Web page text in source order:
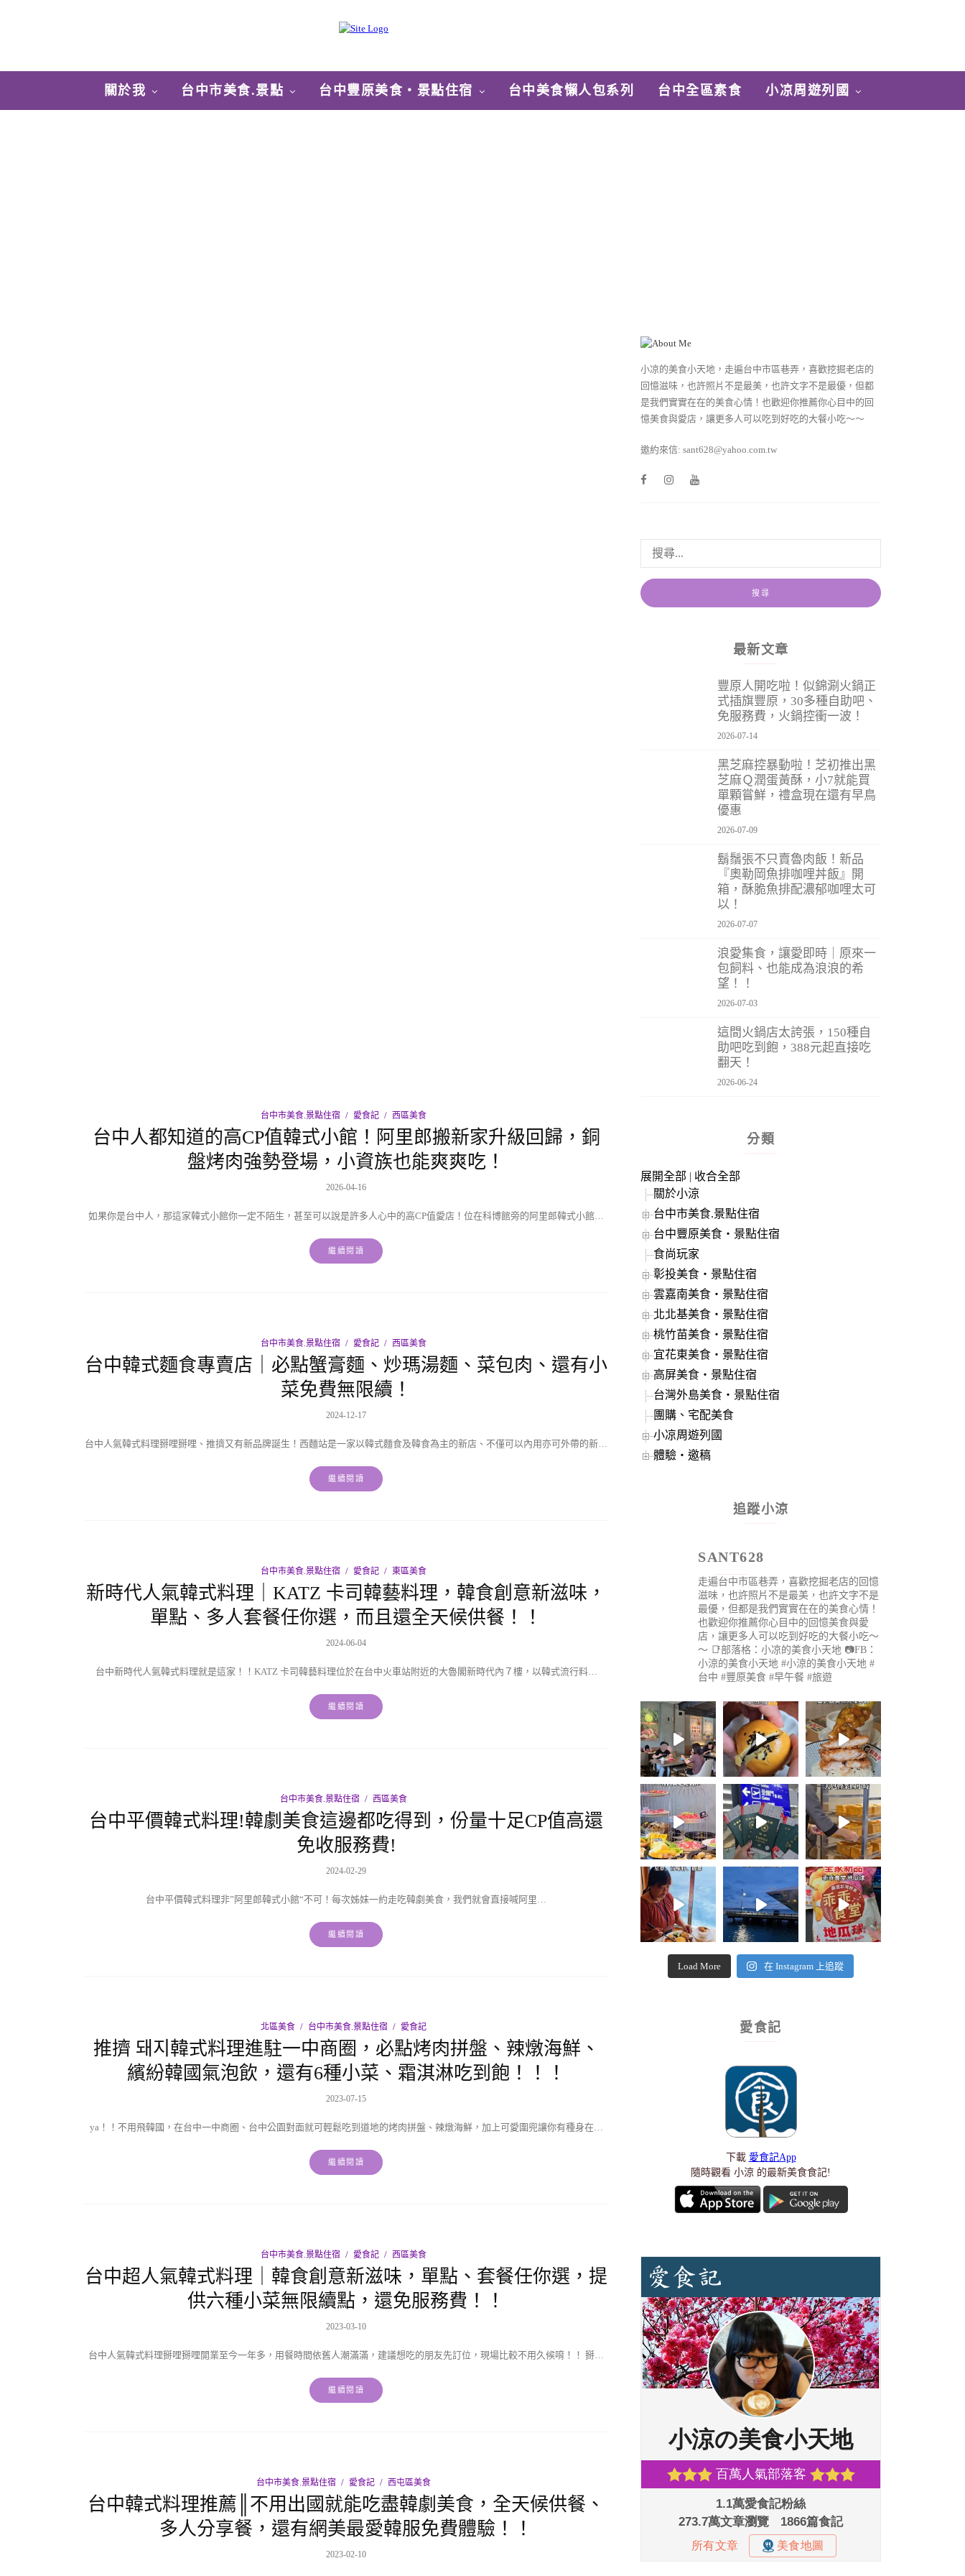
關於我 台中市美食.景點 台中豐原美食‧景點住宿 台中美食懶人包系列 台中全區素食 小凉周遊列國
台中市美食.景點住宿 愛食記 西區美食
台中人都知道的高CP值韓式小館！阿里郎搬新家升級回歸，銅
盤烤肉強勢登場，小資族也能爽爽吃！
2026-04-16
如果你是台中人，那這家韓式小館你一定不陌生，甚至可以說是許多人心中的高CP值愛店！位在科博館旁的阿里郎韓式小館…
繼續閱讀
台中市美食.景點住宿 愛食記 西區美食
台中韓式麵食專賣店｜必點蟹膏麵、炒瑪湯麵、菜包肉、還有小
菜免費無限續！
2024-12-17
台中人氣韓式料理掰哩掰哩、推擠又有新品牌誕生！西麵站是一家以韓式麵食及韓食為主的新店、不僅可以內用亦可外帶的新…
繼續閱讀
台中市美食.景點住宿 愛食記 東區美食
新時代人氣韓式料理｜KATZ 卡司韓藝料理，韓食創意新滋味，
單點、多人套餐任你選，而且還全天候供餐！！
2024-06-04
台中新時代人氣韓式料理就是這家！！KATZ 卡司韓藝料理位於在台中火車站附近的大魯閣新時代內７樓，以韓式流行料…
繼續閱讀
台中市美食.景點住宿 西區美食
台中平價韓式料理!韓劇美食這邊都吃得到，份量十足CP值高還
免收服務費!
2024-02-29
台中平價韓式料理非”阿里郎韓式小館“不可！每次姊妹一約走吃韓劇美食，我們就會直接喊阿里…
繼續閱讀
北區美食 台中市美食.景點住宿 愛食記
推擠 돼지韓式料理進駐一中商圈，必點烤肉拼盤、辣燉海鮮、
繽紛韓國氣泡飲，還有6種小菜、霜淇淋吃到飽！！！
2023-07-15
ya！！不用飛韓國，在台中一中商圈、台中公園對面就可輕鬆吃到道地的烤肉拼盤、辣燉海鮮，加上可愛圍兜讓你有種身在…
繼續閱讀
台中市美食.景點住宿 愛食記 西區美食
台中超人氣韓式料理｜韓食創意新滋味，單點、套餐任你選，提
供六種小菜無限續點，還免服務費！！
2023-03-10
台中人氣韓式料理掰哩掰哩開業至今一年多，用餐時間依舊人潮滿滿，建議想吃的朋友先訂位，現場比較不用久候唷！！ 掰…
繼續閱讀
台中市美食.景點住宿 愛食記 西屯區美食
台中韓式料理推薦║不用出國就能吃盡韓劇美食，全天候供餐、
多人分享餐，還有網美最愛韓服免費體驗！！
2023-02-10
小凉的美食小天地，走遍台中市區巷弄，喜歡挖掘老店的
回憶滋味，也許照片不是最美，也許文字不是最優，但都
是我們實實在在的美食心情！也歡迎你推薦你心目中的回
憶美食與愛店，讓更多人可以吃到好吃的大餐小吃～～
邀約來信: sant628@yahoo.com.tw
最新文章
豐原人開吃啦！似錦涮火鍋正
式插旗豐原，30多種自助吧、
免服務費，火鍋控衝一波！
2026-07-14
黑芝麻控暴動啦！芝初推出黑
芝麻Ｑ潤蛋黃酥，小7就能買
單顆嘗鮮，禮盒現在還有早鳥
優惠
2026-07-09
鬍鬚張不只賣魯肉飯！新品
『奧勒岡魚排咖哩丼飯』開
箱，酥脆魚排配濃郁咖哩太可
以！
2026-07-07
浪愛集食，讓愛即時｜原來一
包飼料、也能成為浪浪的希
望！！
2026-07-03
這間火鍋店太誇張，150種自
助吧吃到飽，388元起直接吃
翻天！
2026-06-24
分類
展開全部 | 收合全部
關於小涼
台中市美食.景點住宿
台中豐原美食‧景點住宿
食尚玩家
彰投美食‧景點住宿
雲嘉南美食‧景點住宿
北北基美食‧景點住宿
桃竹苗美食‧景點住宿
宜花東美食‧景點住宿
高屏美食‧景點住宿
台灣外島美食‧景點住宿
團購、宅配美食
小凉周遊列國
體驗‧邀稿
追蹤小涼
SANT628
走遍台中市區巷弄，喜歡挖掘老店的回憶
滋味，也許照片不是最美，也許文字不是
最優，但都是我們實實在在的美食心情！
也歡迎你推薦你心目中的回憶美食與愛
店，讓更多人可以吃到好吃的大餐小吃～
～ 📑部落格：小凉的美食小天地 📷FB：
小涼的美食小天地 #小涼的美食小天地 #
台中 #豐原美食 #早午餐 #旅遊
Load More 在 Instagram 上追蹤
愛食記
下載 愛食記App
隨時觀看 小涼 的最新美食食記!